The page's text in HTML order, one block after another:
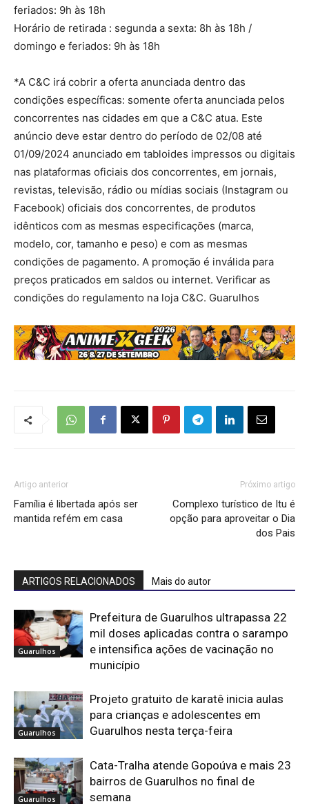
feriados: 9h às 18h
Horário de retirada : segunda a sexta: 8h às 18h /
domingo e feriados: 9h às 18h
*A C&C irá cobrir a oferta anunciada dentro das
condições específicas: somente oferta anunciada pelos
concorrentes nas cidades em que a C&C atua. Este
anúncio deve estar dentro do período de 02/08 até
01/09/2024 anunciado em tabloides impressos ou digitais
nas plataformas oficiais dos concorrentes, em jornais,
revistas, televisão, rádio ou mídias sociais (Instagram ou
Facebook) oficiais dos concorrentes, de produtos
idênticos com as mesmas especificações (marca,
modelo, cor, tamanho e peso) e com as mesmas
condições de pagamento. A promoção é inválida para
preços praticados em saldos ou internet. Verificar as
condições do regulamento na loja C&C. Guarulhos
Artigo anterior
Família é libertada após ser
mantida refém em casa
Próximo artigo
Complexo turístico de Itu é
opção para aproveitar o Dia
dos Pais
ARTIGOS RELACIONADOS Mais do autor
Guarulhos
Prefeitura de Guarulhos ultrapassa 22
mil doses aplicadas contra o sarampo
e intensifica ações de vacinação no
município
Guarulhos
Projeto gratuito de karatê inicia aulas
para crianças e adolescentes em
Guarulhos nesta terça-feira
Guarulhos
Cata-Tralha atende Gopoúva e mais 23
bairros de Guarulhos no final de
semana